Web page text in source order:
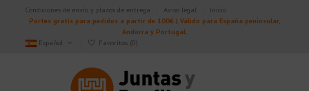
Condiciones de envío y plazos de entrega Aviso legal
Inicio
Portes gratis para pedidos a partir de 100€ | Válido para España peninsular,
Andorra y Portugal.
Español
Favoritos (0)